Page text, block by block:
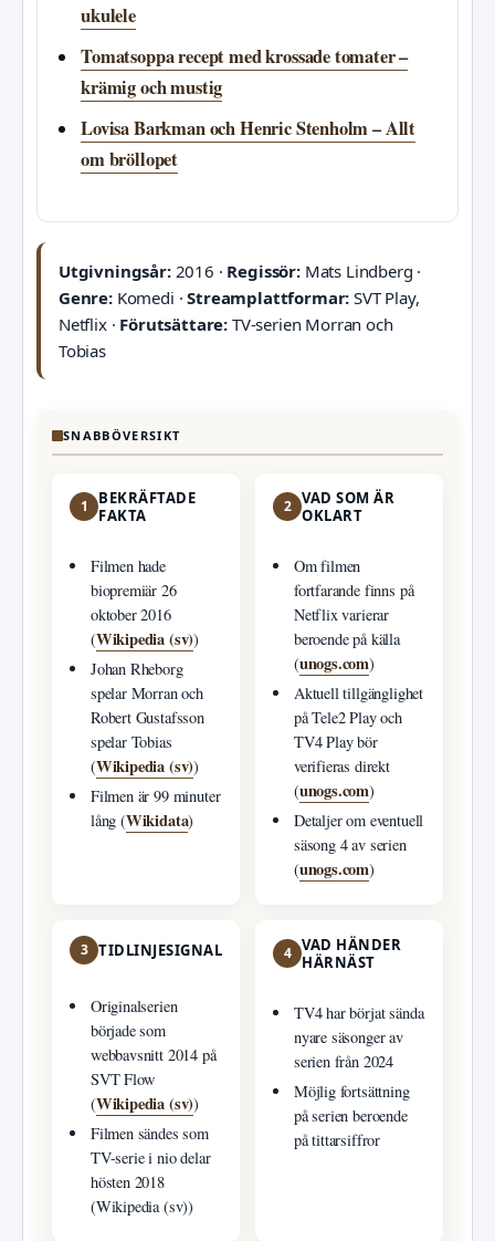
ukulele
Tomatsoppa recept med krossade tomater –
krämig och mustig
Lovisa Barkman och Henric Stenholm – Allt
om bröllopet
Utgivningsår:2016 · Regissör:Mats Lindberg ·
Genre:Komedi ·Streamplattformar: SVT Play,
Netflix · Förutsättare: TV-serien Morran och
Tobias
SNABBÖVERSIKT
1
BEKRÄFTADE
FAKTA
Filmen hade
biopremiär 26
oktober 2016
(Wikipedia (sv))
Johan Rheborg
spelar Morran och
Robert Gustafsson
spelar Tobias
(Wikipedia (sv))
Filmen är 99 minuter
lång (Wikidata)
2 VAD SOM ÄR
OKLART
Om filmen
fortfarande finns på
Netflix varierar
beroende på källa
(unogs.com)
Aktuell tillgänglighet
på Tele2 Play och
TV4 Play bör
verifieras direkt
(unogs.com)
Detaljer om eventuell
säsong 4 av serien
(unogs.com)
3 TIDLINJESIGNAL
Originalserien
började som
webbavsnitt 2014 på
SVT Flow
(Wikipedia (sv))
Filmen sändes som
TV-serie i nio delar
hösten 2018
(Wikipedia (sv))
4 VAD HÄNDER
HÄRNÄST
TV4 har börjat sända
nyare säsonger av
serien från 2024
Möjlig fortsättning
på serien beroende
på tittarsiffror